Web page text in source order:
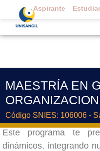
Aspirante
MAESTRÍA EN
Código SNIES: 106006 -
Este programa te
dinámicos, integrando